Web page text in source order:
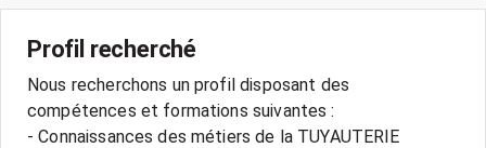
Profil recherché
Nous recherchons un profil disposant des
compétences et formations suivantes :
- Connaissances des métiers de la TUYAUTERIE